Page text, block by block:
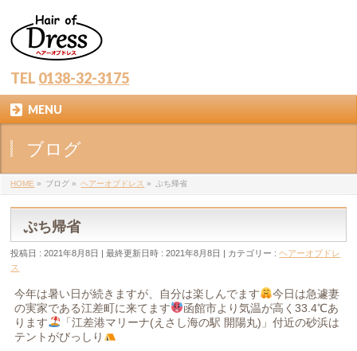
TEL 0138-32-3175
MENU
ブログ
HOME » ブログ » ヘアーオブドレス » ぷち帰省
ぷち帰省
投稿日 : 2021年8月8日 最終更新日時 : 2021年8月8日 カテゴリー :ヘアーオブドレ
ス
今年は暑い日が続きますが、自分は楽しんでます
今日は急遽妻
の実家である江差町に来てます
函館市より気温が高く33.4℃あ
ります
「江差港マリーナ(えさし海の駅 開陽丸)」付近の砂浜は
テントがびっしり